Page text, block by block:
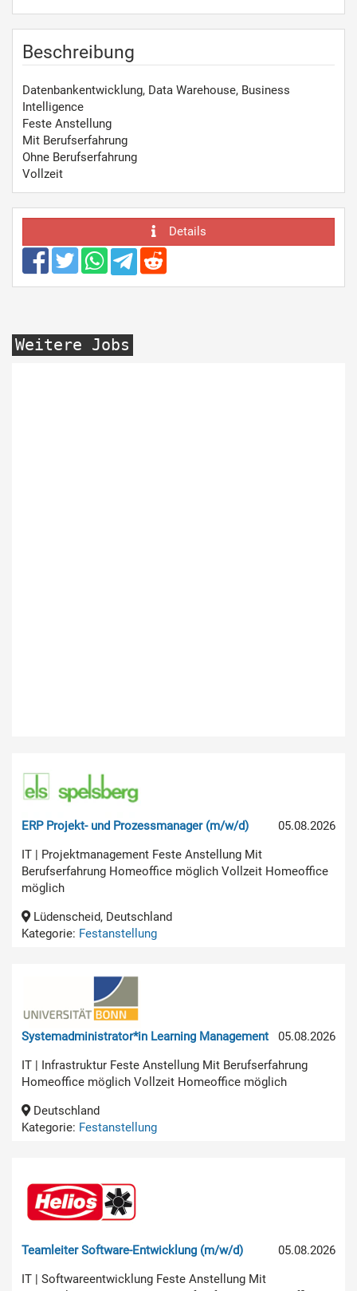
Beschreibung
Datenbankentwicklung, Data Warehouse, Business
Intelligence
Feste Anstellung
Mit Berufserfahrung
Ohne Berufserfahrung
Vollzeit
Details
Weitere Jobs
05.08.2026
ERP Projekt- und Prozessmanager (m/w/d)
IT | Projektmanagement Feste Anstellung Mit
Berufserfahrung Homeoffice möglich Vollzeit Homeoffice
möglich
Lüdenscheid, Deutschland
Kategorie: Festanstellung
05.08.2026
Systemadministrator*in Learning Management
IT | Infrastruktur Feste Anstellung Mit Berufserfahrung
Homeoffice möglich Vollzeit Homeoffice möglich
Deutschland
Kategorie: Festanstellung
05.08.2026
Teamleiter Software-Entwicklung (m/w/d)
IT | Softwareentwicklung Feste Anstellung Mit